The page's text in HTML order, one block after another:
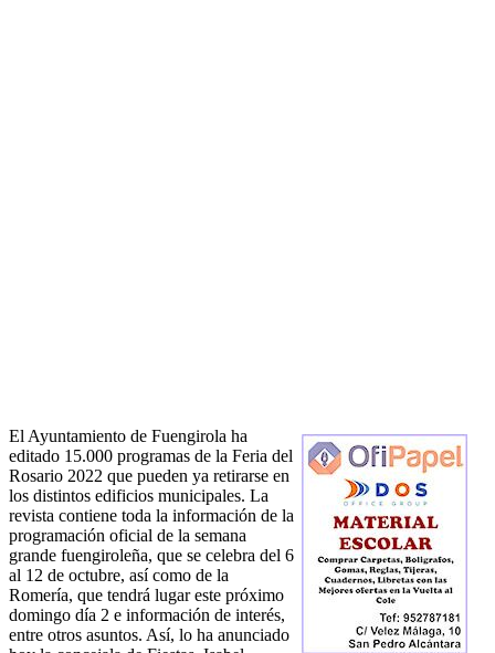
El Ayuntamiento de Fuengirola ha
editado 15.000 programas de la Feria del
Rosario 2022 que pueden ya retirarse en
los distintos edificios municipales. La
revista contiene toda la información de la
programación oficial de la semana
grande fuengiroleña, que se celebra del 6
al 12 de octubre, así como de la
Romería, que tendrá lugar este próximo
domingo día 2 e información de interés,
entre otros asuntos. Así, lo ha anunciado